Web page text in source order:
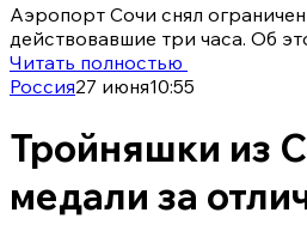
Аэропорт Сочи снял
действовавшие три часа. Об
Читать полностью
Россия27 июня10:55
Тройняшки из
медали за